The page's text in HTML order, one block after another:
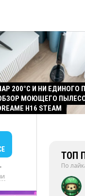
200°C И НИ ЕДИНОГО
МОЮЩЕГО
H16 STEAM
ТОП
По